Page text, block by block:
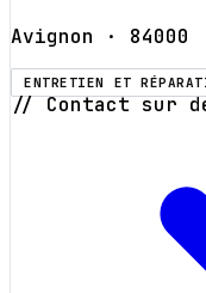
Avignon · 84000
ENTRETIEN ET
// Contact sur